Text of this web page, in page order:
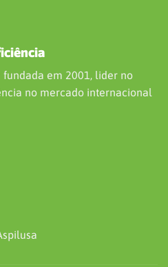
em 2001, lider no
no mercado internacional